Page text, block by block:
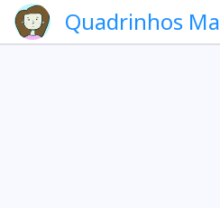
Quadrinhos